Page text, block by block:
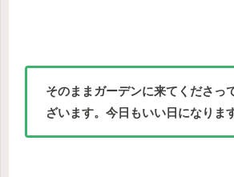
そのままガーデンに来てくださっ
ざいます。今日もいい日になりま